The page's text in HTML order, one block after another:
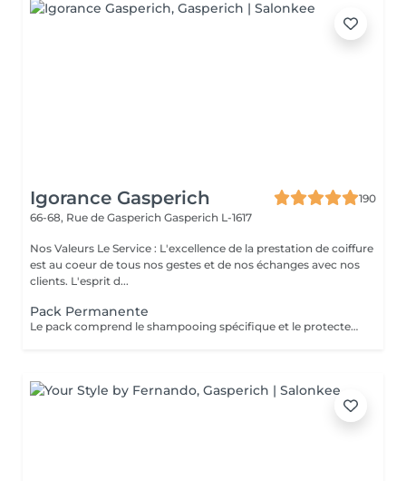
Igorance Gasperich
190
66-68, Rue de Gasperich Gasperich L-1617
Nos Valeurs Le Service : L'excellence de la prestation de coiffure
est au coeur de tous nos gestes et de nos échanges avec nos
clients. L'esprit d...
Pack Permanente
Le pack comprend le shampooing spécifique et le protecteur REDKEN , la permanente avec les produits LOREAL PROFESSIONNEL , le conditionneur REDKEN , le séchage et les produits de styling REDKEN Option Coupe : la coupe IGORANCE (finition sur cheveux secs), le séchage et les produits de styling REDKEN. * Tarifs à titre indicatifs à confirmer après la consultation personnalisée établit auprès de votre coiffeur/stylist/spécialiste * La direction se réserve le droit d’apporter des modifications pour le bon fonctionnement du salon